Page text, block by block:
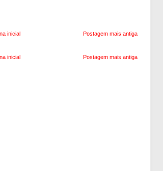
Postagem mais antiga
inicial
Postagem mais antiga
inicial